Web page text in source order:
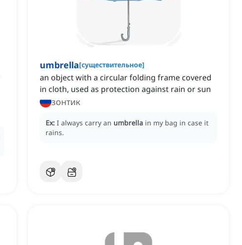
umbrella[существительное]
an object with a circular folding frame covered
in cloth, used as protection against rain or sun
зонтик
Ex: I always carry an umbrella in my bag in case it
rains.